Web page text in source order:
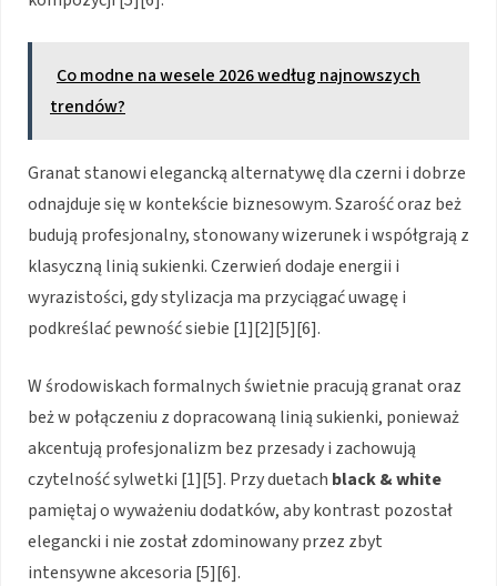
Co modne na wesele 2026 według najnowszych
trendów?
Granat stanowi elegancką alternatywę dla czerni i dobrze
odnajduje się w kontekście biznesowym. Szarość oraz beż
budują profesjonalny, stonowany wizerunek i współgrają z
klasyczną linią sukienki. Czerwień dodaje energii i
wyrazistości, gdy stylizacja ma przyciągać uwagę i
podkreślać pewność siebie [1][2][5][6].
W środowiskach formalnych świetnie pracują granat oraz
beż w połączeniu z dopracowaną linią sukienki, ponieważ
akcentują profesjonalizm bez przesady i zachowują
czytelność sylwetki [1][5]. Przy duetach black & white
pamiętaj o wyważeniu dodatków, aby kontrast pozostał
elegancki i nie został zdominowany przez zbyt
intensywne akcesoria [5][6].